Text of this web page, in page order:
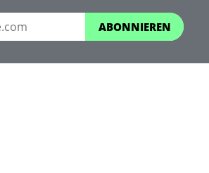
ABONNIEREN